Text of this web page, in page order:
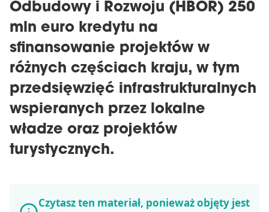
Odbudowy i Rozwoju (HBOR) 250
mln euro kredytu na
sfinansowanie projektów w
różnych częściach kraju, w tym
przedsięwzięć infrastrukturalnych
wspieranych przez lokalne
władze oraz projektów
turystycznych.
Czytasz ten materiał, ponieważ objęty jest